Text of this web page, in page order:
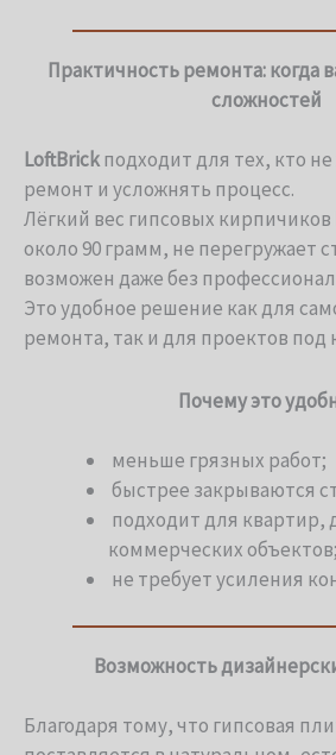
Практичность ремонта: когда
сложностей
LoftBrickподходит для тех, кто не
ремонт и усложнять процесс.
Лёгкий вес гипсовых кирпичиков
около 90 грамм, не перегружает
возможен даже без
Это удобное решение как для
ремонта, так и для проектов под
Почему это
меньше грязных работ;
быстрее закрываются
подходит для квартир,
коммерческих объектов;
не требует усиления
Возможность
Благодаря тому, что гипсовая